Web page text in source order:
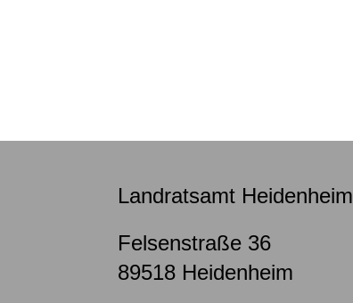
Landratsamt Heidenheim
Felsenstraße 36
89518 Heidenheim